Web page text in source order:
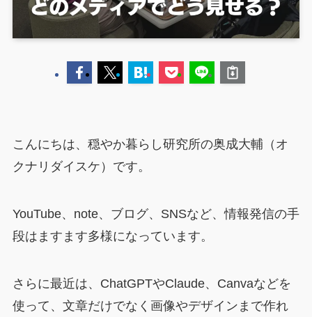
こんにちは、穏やか暮らし研究所の奥成大輔（オ
クナリダイスケ）です。
YouTube、note、ブログ、SNSなど、情報発信の手
段はますます多様になっています。
さらに最近は、ChatGPTやClaude、Canvaなどを
使って、文章だけでなく画像やデザインまで作れ